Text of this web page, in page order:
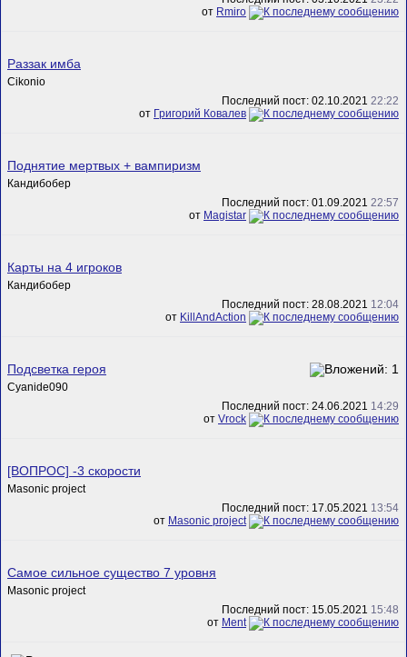
от Rmiro
Раззак имба
Cikonio
Последний пост: 02.10.2021 22:22
от Григорий Ковалев
Поднятие мертвых + вампиризм
Кандибобер
Последний пост: 01.09.2021 22:57
от Magistar
Карты на 4 игроков
Кандибобер
Последний пост: 28.08.2021 12:04
от KillAndAction
Подсветка героя
Cyanide090
Последний пост: 24.06.2021 14:29
от Vrock
[ВОПРОС] -3 скорости
Masonic project
Последний пост: 17.05.2021 13:54
от Masonic project
Самое сильное существо 7 уровня
Masonic project
Последний пост: 15.05.2021 15:48
от Ment